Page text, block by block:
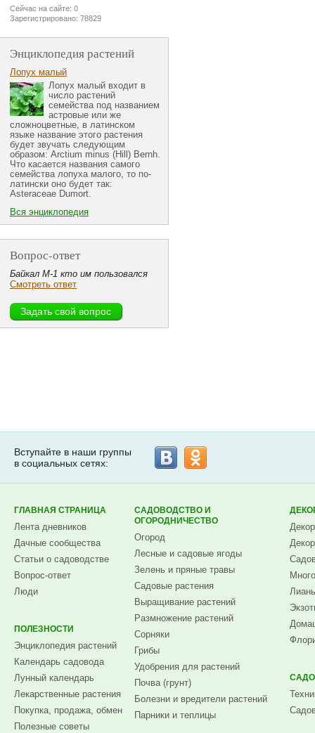
Сейчас на сайте: 0
Зарегистрировано: 78829
Энциклопедия растений
Лопух малый
Лопух малый входит в
число растений
семейства под названием
астровые или же
сложноцветные, в латинском
языке название этого растения
будет звучать следующим
образом: Arctium minus (Hill) Bernh.
Что касается названия самого
семейства лопуха малого, то по-
латински оно будет так:
Asteraceae Dumort.
Вся энциклопедия
Вопрос-ответ
Байкал М-1 кто им пользовался
Смотреть ответ
Вступайте в наши группы
в социальных сетях:
ГЛАВНАЯ СТРАНИЦА
Лента дневников
Дачные сообщества
Статьи о садоводстве
Вопрос-ответ
Люди
ПОЛЕЗНОСТИ
Энциклопедия растений
Календарь садовода
Лунный календарь
Лекарственные растения
Покупка, продажа, обмен
Полезные советы
САДОВОДСТВО И
ОГОРОДНИЧЕСТВО
Огород
Лесные и садовые ягоды
Зелень и пряные травы
Садовые растения
Выращивание растений
Размножение растений
Сорняки
Грибы
Удобрения для растений
Почва (грунт)
Болезни и вредители растений
Парники и теплицы